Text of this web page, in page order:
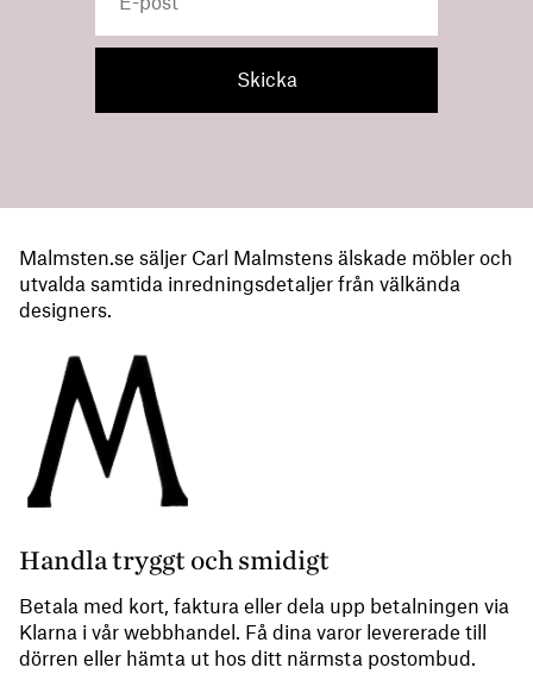
Malmsten.se säljer Carl Malmstens älskade möbler och
utvalda samtida inredningsdetaljer från välkända
designers.
Handla tryggt och smidigt
Betala med kort, faktura eller dela upp betalningen via
Klarna i vår webbhandel. Få dina varor levererade till
dörren eller hämta ut hos ditt närmsta postombud.